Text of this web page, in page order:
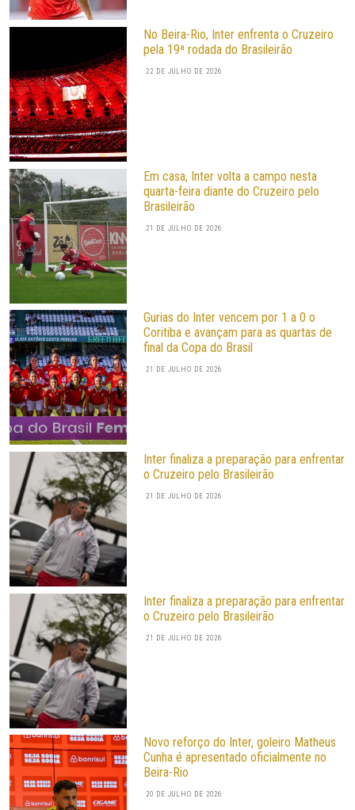
No Beira-Rio, Inter enfrenta o Cruzeiro
pela 19ª rodada do Brasileirão
22 DE JULHO DE 2026
Em casa, Inter volta a campo nesta
quarta-feira diante do Cruzeiro pelo
Brasileirão
21 DE JULHO DE 2026
Gurias do Inter vencem por 1 a 0 o
Coritiba e avançam para as quartas de
final da Copa do Brasil
21 DE JULHO DE 2026
Inter finaliza a preparação para enfrentar
o Cruzeiro pelo Brasileirão
21 DE JULHO DE 2026
Inter finaliza a preparação para enfrentar
o Cruzeiro pelo Brasileirão
21 DE JULHO DE 2026
Novo reforço do Inter, goleiro Matheus
Cunha é apresentado oficialmente no
Beira-Rio
20 DE JULHO DE 2026